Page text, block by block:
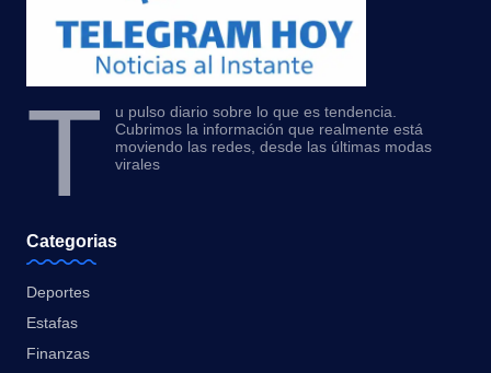
T
u pulso diario sobre lo que es tendencia.
Cubrimos la información que realmente está
moviendo las redes, desde las últimas modas
virales
Categorias
Deportes
Estafas
Finanzas